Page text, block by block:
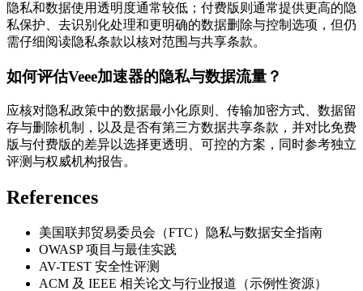
隐私和数据使用透明度通常较低；付费版则通常提供更高的隐
私保护、去识别化处理和更明确的数据删除与控制选项，但仍
需仔细阅读隐私条款以核对范围与共享条款。
如何评估Veee加速器的隐私与数据流量？
应核对隐私政策中的数据最小化原则、传输加密方式、数据留
存与删除机制，以及是否有第三方数据共享条款，并对比免费
版与付费版的差异以选择更透明、可控的方案，同时参考独立
评测与权威机构报告。
References
美国联邦贸易委员会（FTC）隐私与数据安全指南
OWASP 项目与最佳实践
AV-TEST 安全性评测
ACM 及 IEEE 相关论文与行业报道（示例性资源）